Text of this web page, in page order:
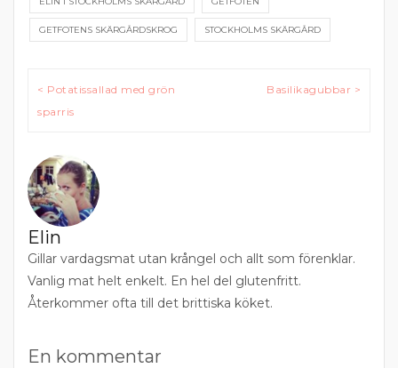
GETFOTENS SKÄRGÅRDSKROG STOCKHOLMS SKÄRGÅRD
Inläggsnavigering
< Potatissallad med grön
sparris
Basilikagubbar >
Elin
Gillar vardagsmat utan krångel och allt som förenklar.
Vanlig mat helt enkelt. En hel del glutenfritt.
Återkommer ofta till det brittiska köket.
En kommentar